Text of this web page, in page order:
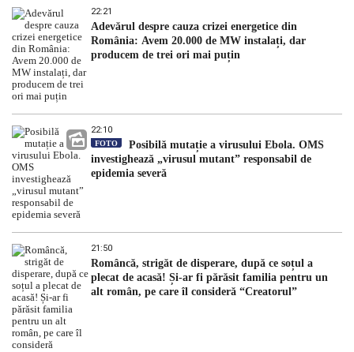
22:21
Adevărul despre cauza crizei energetice din
România: Avem 20.000 de MW instalați, dar
producem de trei ori mai puțin
22:10
FOTO
Posibilă mutație a virusului Ebola. OMS
investighează „virusul mutant” responsabil de
epidemia severă
21:50
Româncă, strigăt de disperare, după ce soțul a
plecat de acasă! Și-ar fi părăsit familia pentru un
alt român, pe care îl consideră “Creatorul”